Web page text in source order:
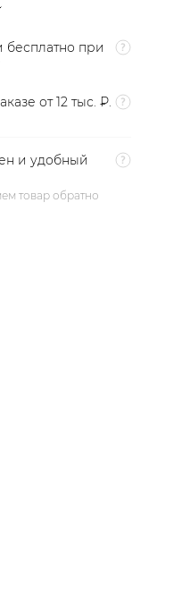
бесплатно при
от 12 тыс. ₽.
и удобный
товар обратно